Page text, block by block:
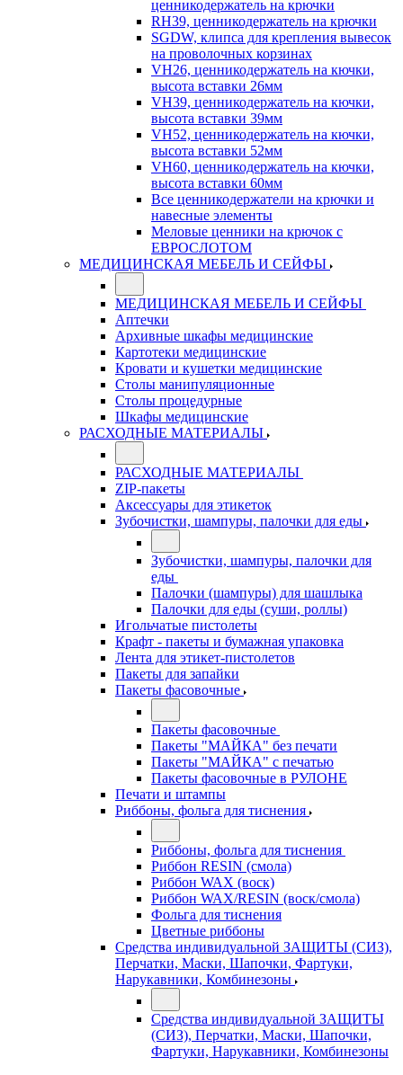
ценникодержатель на крючки
RH39, ценникодержатель на крючки
SGDW, клипса для крепления вывесок
на проволочных корзинах
VH26, ценникодержатель на кючки,
высота вставки 26мм
VH39, ценникодержатель на кючки,
высота вставки 39мм
VH52, ценникодержатель на кючки,
высота вставки 52мм
VH60, ценникодержатель на кючки,
высота вставки 60мм
Все ценникодержатели на крючки и
навесные элементы
Меловые ценники на крючок с
ЕВРОСЛОТОМ
МЕДИЦИНСКАЯ МЕБЕЛЬ И СЕЙФЫ
МЕДИЦИНСКАЯ МЕБЕЛЬ И СЕЙФЫ
Аптечки
Архивные шкафы медицинские
Картотеки медицинские
Кровати и кушетки медицинские
Столы манипуляционные
Столы процедурные
Шкафы медицинские
РАСХОДНЫЕ МАТЕРИАЛЫ
РАСХОДНЫЕ МАТЕРИАЛЫ
ZIP-пакеты
Аксессуары для этикеток
Зубочистки, шампуры, палочки для еды
Зубочистки, шампуры, палочки для
еды
Палочки (шампуры) для шашлыка
Палочки для еды (суши, роллы)
Игольчатые пистолеты
Крафт - пакеты и бумажная упаковка
Лента для этикет-пистолетов
Пакеты для запайки
Пакеты фасовочные
Пакеты фасовочные
Пакеты "МАЙКА" без печати
Пакеты "МАЙКА" с печатью
Пакеты фасовочные в РУЛОНЕ
Печати и штампы
Риббоны, фольга для тиснения
Риббоны, фольга для тиснения
Риббон RESIN (смола)
Риббон WAX (воск)
Риббон WAX/RESIN (воск/смола)
Фольга для тиснения
Цветные риббоны
Средства индивидуальной ЗАЩИТЫ (СИЗ),
Перчатки, Маски, Шапочки, Фартуки,
Нарукавники, Комбинезоны
Средства индивидуальной ЗАЩИТЫ
(СИЗ), Перчатки, Маски, Шапочки,
Фартуки, Нарукавники, Комбинезоны